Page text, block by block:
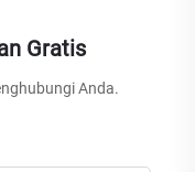
Gratis
Anda.